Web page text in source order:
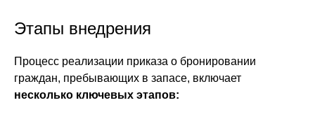
Этапы внедрения
Процесс реализации приказа о бронировании
граждан, пребывающих в запасе, включает
несколько ключевых этапов: